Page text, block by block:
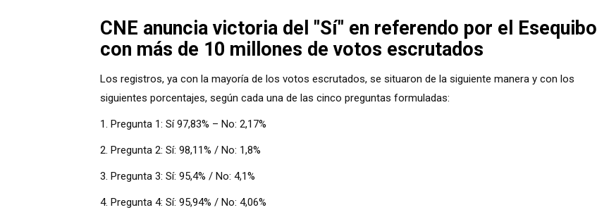
CNE anuncia victoria del "Sí" en referendo por el Esequibo
con más de 10 millones de votos escrutados
Los registros, ya con la mayoría de los votos escrutados, se situaron de la siguiente manera y con los
siguientes porcentajes, según cada una de las cinco preguntas formuladas:
1. Pregunta 1: Sí 97,83% – No: 2,17%
2. Pregunta 2: Sí: 98,11% / No: 1,8%
3. Pregunta 3: Sí: 95,4% / No: 4,1%
4. Pregunta 4: Sí: 95,94% / No: 4,06%